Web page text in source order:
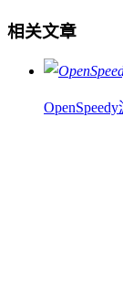
相关文章